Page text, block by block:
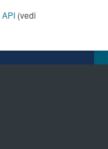
API (vedi